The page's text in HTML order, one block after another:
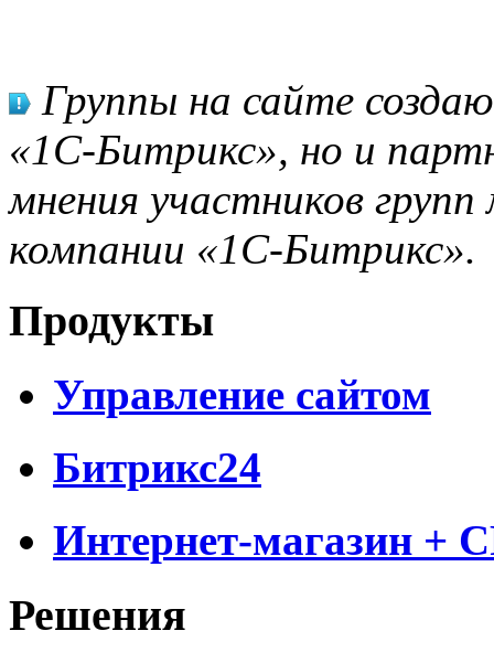
Группы на сайте
«1С-Битрикс», но и
мнения участников
компании «1С-Битрикс».
Продукты
Управление сайтом
Битрикс24
Интернет-магазин +
Решения